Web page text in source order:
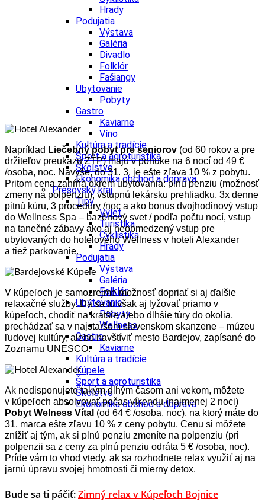
Hrady
Podujatia
Výstava
Galéria
Divadlo
Folklór
Fašiangy
Ubytovanie
Pobyty
Gastro
Kaviarne
Víno
Kultúra a tradície
Šport a agroturistika
Školstvo
Ekonomika obchod a doprava
Prešovský kraj
Tipy
Výlet
Turistika
Cyklistika
Hrady
Podujatia
Výstava
Galéria
Folklór
Ubytovanie
Pobyty
Wellness
Gastro
Kaviarne
Kultúra a tradície
Kúpele
Šport a agroturistika
Školstvo
Ekonomika obchod a doprava
Napríklad Liečebný pobyt pre seniorov (od 60 rokov a pre
držiteľov preukazu ZŤP) majú v ponuke na 6 nocí od 49 €
/osoba, noc. Navyše, do 31. 3. je ešte zľava 10 % z pobytu.
Pritom cena zahŕňa okrem ubytovania: plnú penziu (možnosť
zmeny na polpenziu), vstupnú lekársku prehliadku, 3x denne
pitnú kúru, 3 procedúry /noc a ako bonus dvojhodinový vstup
do Wellness Spa – bazénový svet / podľa počtu nocí, vstup
na tanečné zábavy ako aj neobmedzený vstup pre
ubytovaných do hotelového Wellness v hoteli Alexander
a tiež parkovanie.
V kúpeľoch je samozrejme možnosť dopriať si aj ďalšie
relaxačné služby. Dá sa tu však aj lyžovať priamo v
kúpeľoch, chodiť na kratšie alebo dlhšie túry do okolia,
prechádzať sa v najstaršom slovenskom skanzene – múzeu
ľudovej kultúry, alebo navštíviť mesto Bardejov, zapísané do
Zoznamu UNESCO.
Ak nedisponujete takým dlhým časom ani vekom, môžete
v kúpeľoch absolvovať počas víkendu (najmenej 2 noci)
Pobyt Welness Vítal (od 64 € /osoba, noc), na ktorý máte do
31. marca ešte zľavu 10 % z ceny pobytu. Cenu si môžete
znížiť aj tým, ak si plnú penziu zmeníte na polpenziu (pri
polpenzii sa z ceny za plnú penziu odráta 5 € /osoba, noc).
Príde vám to vhod vtedy, ak sa rozhodnete relax využiť aj na
jarnú úpravu svojej hmotnosti či mierny detox.
Bude sa ti páčiť:Zimný relax v Kúpeľoch Bojnice